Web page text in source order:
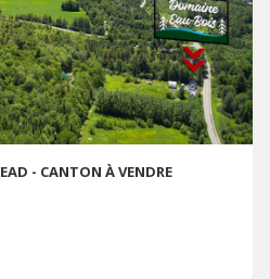
- CANTON À VENDRE